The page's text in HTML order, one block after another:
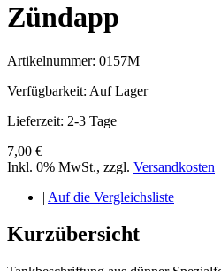
Zündapp
Artikelnummer: 0157M
Verfügbarkeit: Auf Lager
Lieferzeit: 2-3 Tage
7,00 €
Inkl. 0% MwSt., zzgl. Versandkosten
| Auf die Vergleichsliste
Kurzübersicht